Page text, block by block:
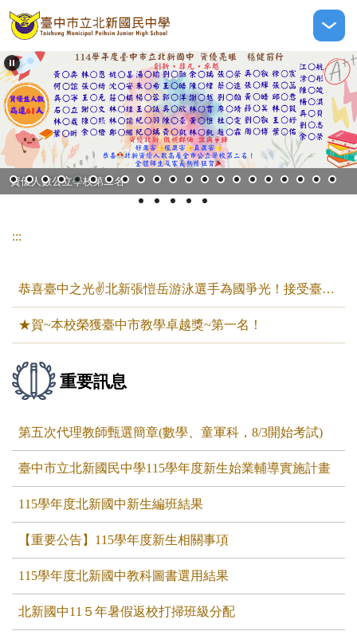
跳
到
要
內
容
區
資優人數公立學校第二名
:::
恭喜臺中之光✌️北新張愷岳游泳選手為國爭光！接受臺中市政府表揚👍
★賀~本校榮獲臺中市教學卓越獎~第一名！
重要訊息
第五次代理教師甄選簡章(數學、童軍科，8/3開始考試)
臺中市立北新國民中學115學年度新生始業輔導實施計畫
115學年度北新國中新生編班結果
【重要公告】115學年度新生相關事項
115學年度北新國中教科圖書選用結果
北新國中11５年暑假返校打掃班級分配